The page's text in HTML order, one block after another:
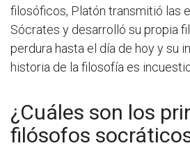
filosóficos, Platón transmitió las
Sócrates y desarrolló su propia
perdura hasta el día de hoy y su
historia de la filosofía es
¿Cuáles son los
filósofos